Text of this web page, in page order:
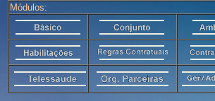
Módulos: